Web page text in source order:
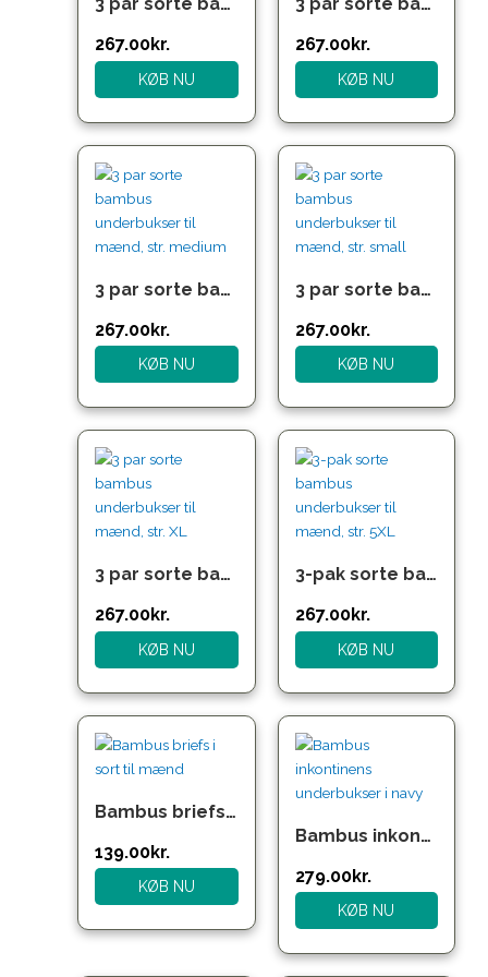
267.00kr.
KØB NU
267.00kr.
KØB NU
3 par sorte bambus underbukser til mænd, str. medium
oprindelige
pris
var:
357.00kr..
267.00kr.
aktuelle
er:
267.00kr..
KØB NU
3 par sorte bambus underbukser til mænd, str. small
oprindelige
pris
var:
357.00kr..
267.00kr.
aktuelle
er:
267.00kr..
KØB NU
3 par sorte bambus underbukser til mænd, str. XL
oprindelige
pris
var:
357.00kr..
267.00kr.
aktuelle
er:
267.00kr..
KØB NU
3-pak sorte bambus underbukser til mænd, str. 5XL
oprindelige
pris
var:
357.00kr..
267.00kr.
aktuelle
er:
267.00kr..
KØB NU
Bambus briefs i sort til mænd
139.00kr.
KØB NU
Bambus inkontinens underbukser i navy
279.00kr.
KØB NU